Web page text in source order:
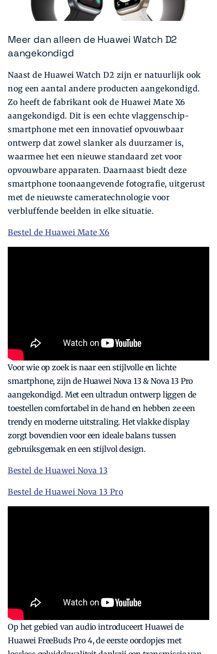
Meer dan alleen de Huawei Watch D2
aangekondigd
Naast de Huawei Watch D2 zijn er natuurlijk ook
nog een aantal andere producten aangekondigd.
Zo heeft de fabrikant ook de Huawei Mate X6
aangekondigd. Dit is een echte vlaggenschip-
smartphone met een innovatief opvouwbaar
ontwerp dat zowel slanker als duurzamer is,
waarmee het een nieuwe standaard zet voor
opvouwbare apparaten. Daarnaast biedt deze
smartphone toonaangevende fotografie, uitgerust
met de nieuwste cameratechnologie voor
verbluffende beelden in elke situatie.
Bestel de Huawei Mate X6
Voor wie op zoek is naar een stijlvolle en lichte
smartphone, zijn de Huawei Nova 13 & Nova 13 Pro
aangekondigd. Met een ultradun ontwerp liggen de
toestellen comfortabel in de hand en hebben ze een
trendy en moderne uitstraling. Het vlakke display
zorgt bovendien voor een ideale balans tussen
gebruiksgemak en een stijlvol design.
Bestel de Huawei Nova 13
Bestel de Huawei Nova 13 Pro
Op het gebied van audio introduceert Huawei de
Huawei FreeBuds Pro 4, de eerste oordopjes met